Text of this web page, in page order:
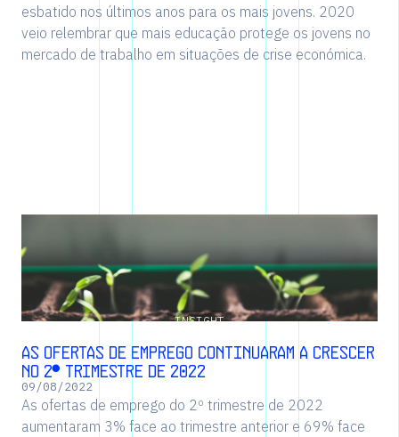
esbatido nos últimos anos para os mais jovens. 2020
veio relembrar que mais educação protege os jovens no
mercado de trabalho em situações de crise económica.
INSIGHT
As ofertas de emprego continuaram a crescer
no 2º trimestre de 2022
09/08/2022
As ofertas de emprego do 2º trimestre de 2022
aumentaram 3% face ao trimestre anterior e 69% face